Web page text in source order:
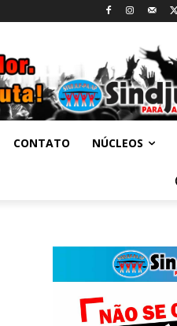
CONTATO NÚCLEOS